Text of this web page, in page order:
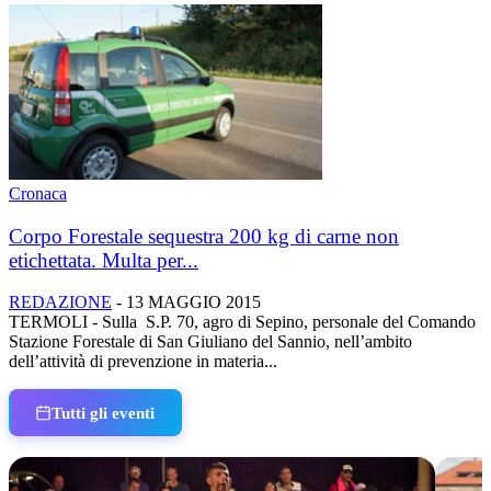
Cronaca
Corpo Forestale sequestra 200 kg di carne non
etichettata. Multa per...
REDAZIONE - 13 MAGGIO 2015
TERMOLI - Sulla S.P. 70, agro di Sepino, personale del Comando
Stazione Forestale di San Giuliano del Sannio, nell’ambito
dell’attività di prevenzione in materia...
Tutti gli eventi